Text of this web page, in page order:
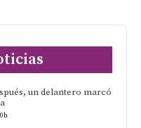
un delantero marcó